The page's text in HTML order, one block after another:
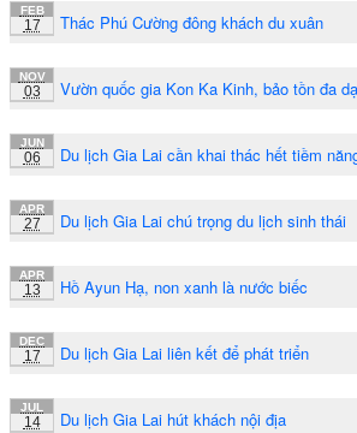
FEB
17 Thác Phú Cường đông khách du xuân
NOV
03 Vườn quốc gia Kon Ka Kinh, bảo tồn đa
JUN
06 Du lịch Gia Lai cần khai thác hết tiềm
APR
27 Du lịch Gia Lai chú trọng du lịch sinh thái
APR
13 Hồ Ayun Hạ, non xanh là nước biếc
DEC
17 Du lịch Gia Lai liên kết để phát triển
JUL
14 Du lịch Gia Lai hút khách nội địa